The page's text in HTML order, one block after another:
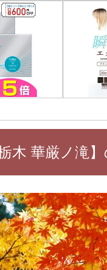
木 華厳ノ滝